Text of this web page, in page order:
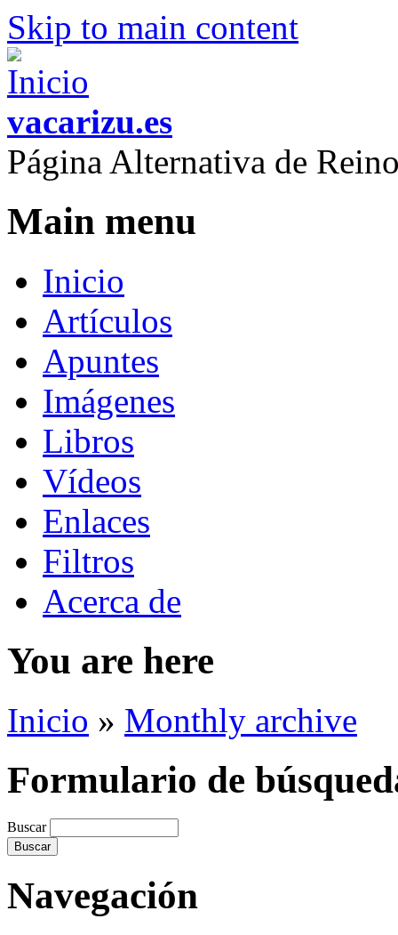
Skip to main content
vacarizu.es
Página Alternativa de
Main menu
Inicio
Artículos
Apuntes
Imágenes
Libros
Vídeos
Enlaces
Filtros
Acerca de
You are here
Inicio » Monthly archive
Formulario de
Buscar
Navegación